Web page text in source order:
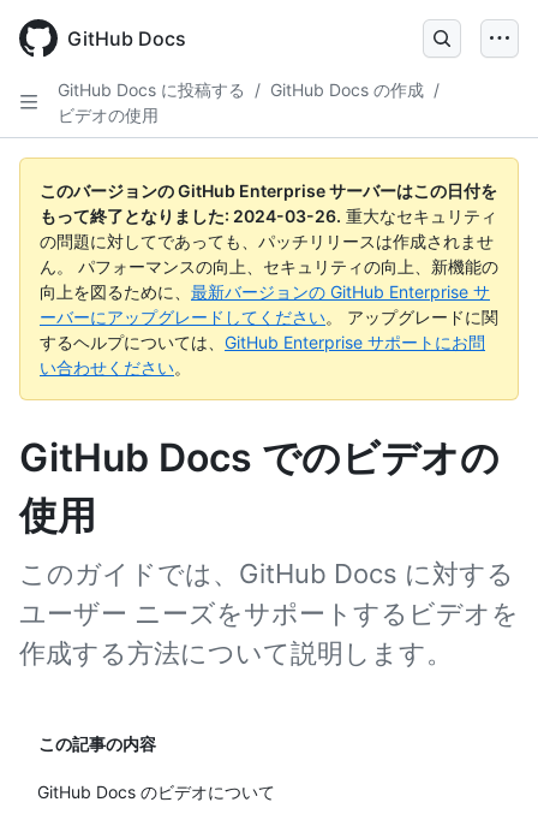
main
GitHub Docs
GitHub Docs に投稿する / GitHub Docs の作成 /
ビデオの使用
このバージョンの GitHub Enterprise サーバーはこの日付を
もって終了となりました: 2024-03-26. 重大なセキュリティ
の問題に対してであっても、パッチリリースは作成されませ
ん。 パフォーマンスの向上、セキュリティの向上、新機能の
向上を図るために、 最新バージョンの GitHub Enterprise サ
ーバーにアップグレードしてください。 アップグレードに関
するヘルプについては、 GitHub Enterprise サポートにお問
い合わせください。
GitHub Docs でのビデオの
使用
このガイドでは、GitHub Docs に対する
ユーザー ニーズをサポートするビデオを
作成する方法について説明します。
この記事の内容
GitHub Docs のビデオについて